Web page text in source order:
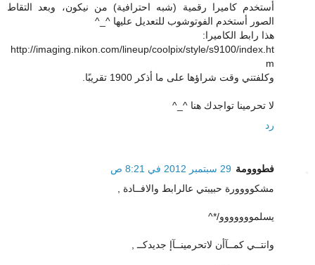
أستخدم كاميرا رقمية (شبه احترافية) من نيكون، وبعد التقاط
الصور أستخدم الفوتوشوب للتعديل عليها ^_^
هذا رابط الكاميرا:
http://imaging.nikon.com/lineup/coolpix/style/s9100/index.ht
m
وكلفتني وقت شراؤها على ما أذكر 1900 تقريبًا.
لا تحرمينا تواجدك هنا ^_^
رد
فطووومة 29 سبتمبر 2012 في 8:21 ص
مشكوووورة حبيبتي عالرابط والافــادة ,
يسلمووووووو/*^
وانتــي كمــآأن لاتحرمينــآإ جديدكــ ,